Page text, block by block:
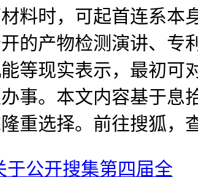
料时，可起首连系本
的产物检测演讲、专
等现实表示，最初可
事。本文内容基于息
重选择。前往搜狐，
于公开搜集第四届全